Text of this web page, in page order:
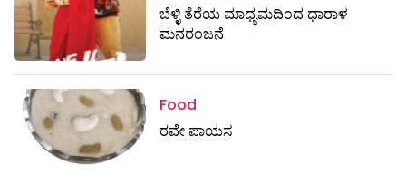
ಬೆಳ್ಳಿ ತೆರೆಯ ಮಾಧ್ಯಮದಿಂದ ಧಾರಾಳ
ಮನರಂಜನೆ
Food
ರವೇ ಪಾಯಸ